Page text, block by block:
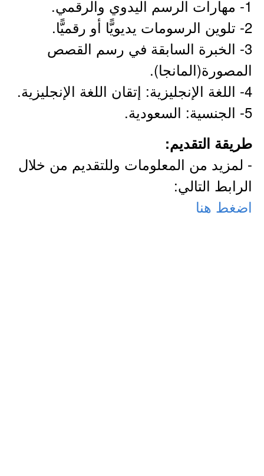
1- مهارات الرسم اليدوي والرقمي.
2- تلوين الرسومات يديويًّا أو رقميًّا.
3- الخبرة السابقة في رسم القصص
المصورة(المانجا).
4- اللغة الإنجليزية: إتقان اللغة الإنجليزية.
5- الجنسية: السعودية.
طريقة التقديم:
- لمزيد من المعلومات وللتقديم من خلال
الرابط التالي:
اضغط هنا